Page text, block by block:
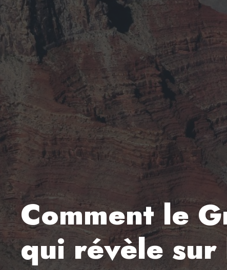
Comment le
qui révèle sur